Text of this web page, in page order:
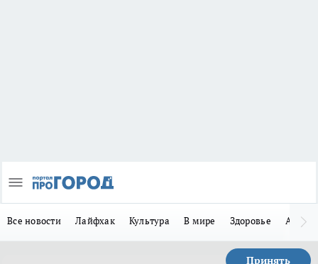
Все новости Лайфхак Культура В мире Здоровье Авто
Принять